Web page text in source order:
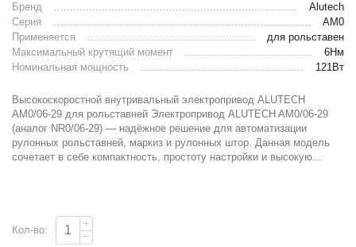
Бренд
Alutech
Серия
AM0
Применяется
для рольставен
Максимальный крутящий момент
6Нм
Номинальная мощность
121Вт
Высокоскоростной внутривальный электропривод ALUTECH
AM0/06-29 для рольставней Электропривод ALUTECH AM0/06-29
(аналог NR0/06-29) — надёжное решение для автоматизации
рулонных рольставней, мар­киз и рулонных штор. Данная модель
сочетает в себе компактность, простоту настройки и высокую...
Кол-во:
+
−